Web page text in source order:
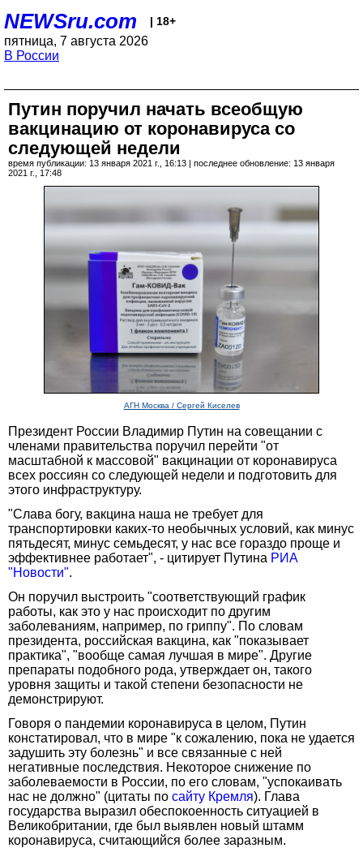
NEWSru.com | 18+
пятница, 7 августа 2026
В России
Путин поручил начать всеобщую
вакцинацию от коронавируса со
следующей недели
время публикации: 13 января 2021 г., 16:13 | последнее обновление: 13 января
2021 г., 17:48
АГН Москва / Сергей Киселев
Президент России Владимир Путин на совещании с
членами правительства поручил перейти "от
масштабной к массовой" вакцинации от коронавируса
всех россиян со следующей недели и подготовить для
этого инфраструктуру.
"Слава богу, вакцина наша не требует для
транспортировки каких-то необычных условий, как минус
пятьдесят, минус семьдесят, у нас все гораздо проще и
эффективнее работает", - цитирует Путина РИА
"Новости".
Он поручил выстроить "соответствующий график
работы, как это у нас происходит по другим
заболеваниям, например, по гриппу". По словам
президента, российская вакцина, как "показывает
практика", "вообще самая лучшая в мире". Другие
препараты подобного рода, утверждает он, такого
уровня защиты и такой степени безопасности не
демонстрируют.
Говоря о пандемии коронавируса в целом, Путин
констатировал, что в мире "к сожалению, пока не удается
задушить эту болезнь" и все связанные с ней
негативные последствия. Некоторое снижение по
заболеваемости в России, по его словам, "успокаивать
нас не должно" (цитаты по сайту Кремля). Глава
государства выразил обеспокоенность ситуацией в
Великобритании, где был выявлен новый штамм
коронавируса, считающийся более заразным.